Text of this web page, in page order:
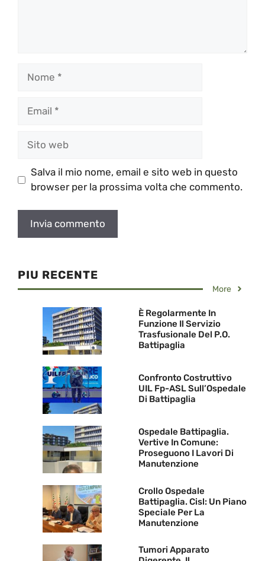
Salva il mio nome, email e sito web in questo
browser per la prossima volta che commento.
PIU RECENTE
More
È Regolarmente In
Funzione Il Servizio
Trasfusionale Del P.O.
Battipaglia
Confronto Costruttivo
UIL Fp-ASL Sull’Ospedale
Di Battipaglia
Ospedale Battipaglia.
Vertive In Comune:
Proseguono I Lavori Di
Manutenzione
Crollo Ospedale
Battipaglia. Cisl: Un Piano
Speciale Per La
Manutenzione
Tumori Apparato